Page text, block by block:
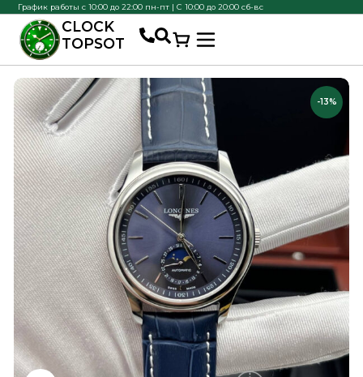
График работы с 10:00 до 22:00 пн-пт | С 10:00 до 20:00 сб-вс
CLOCK
TOPSOT
-13%